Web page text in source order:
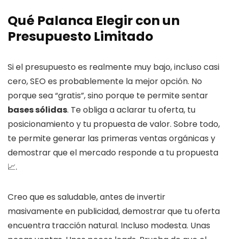
Qué Palanca Elegir con un
Presupuesto Limitado
Si el presupuesto es realmente muy bajo, incluso casi
cero, SEO es probablemente la mejor opción. No
porque sea “gratis”, sino porque te permite sentar
bases sólidas. Te obliga a aclarar tu oferta, tu
posicionamiento y tu propuesta de valor. Sobre todo,
te permite generar las primeras ventas orgánicas y
demostrar que el mercado responde a tu propuesta
📈.
Creo que es saludable, antes de invertir
masivamente en publicidad, demostrar que tu oferta
encuentra tracción natural. Incluso modesta. Unas